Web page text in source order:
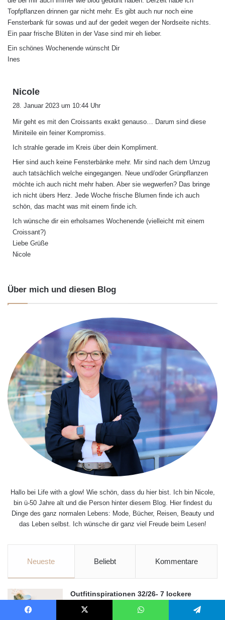
Topfpflanzen drinnen gar nicht mehr. Es gibt auch nur noch eine
Fensterbank für sowas und auf der gedeit wegen der Nordseite nichts.
Ein paar frische Blüten in der Vase sind mir eh lieber.
Ein schönes Wochenende wünscht Dir
Ines
Nicole
t
:
28. Januar 2023 um 10:44 Uhr
Mir geht es mit den Croissants exakt genauso… Darum sind diese
Miniteile ein feiner Kompromiss.
Ich strahle gerade im Kreis über dein Kompliment.
Hier sind auch keine Fensterbänke mehr. Mir sind nach dem Umzug
auch tatsächlich welche eingegangen. Neue und/oder Grünpflanzen
möchte ich auch nicht mehr haben. Aber sie wegwerfen? Das bringe
ich nicht übers Herz. Jede Woche frische Blumen finde ich auch
schön, das macht was mit einem finde ich.
Ich wünsche dir ein erholsames Wochenende (vielleicht mit einem
Croissant?)
Liebe Grüße
Nicole
Über mich und diesen Blog
Hallo bei Life with a glow! Wie schön, dass du hier bist. Ich bin Nicole,
bin ü-50 Jahre alt und die Person hinter diesem Blog. Hier findest du
Dinge des ganz normalen Lebens: Mode, Bücher, Reisen, Beauty und
das Leben selbst. Ich wünsche dir ganz viel Freude beim Lesen!
Neueste Beliebt Kommentare
Outfitinspirationen 32/26- 7 lockere
9. August 2026